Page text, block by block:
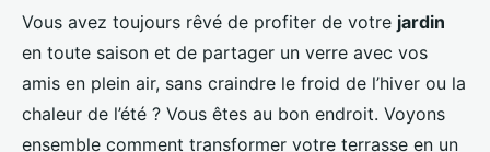
Quels sont les conseils pour
installer un bar extérieur
résistant aux climats
changeants?
Vous avez toujours rêvé de profiter de votre jardin
en toute saison et de partager un verre avec vos
amis en plein air, sans craindre le froid de l’hiver ou la
chaleur de l’été ? Vous êtes au bon endroit. Voyons
ensemble comment transformer votre terrasse en un